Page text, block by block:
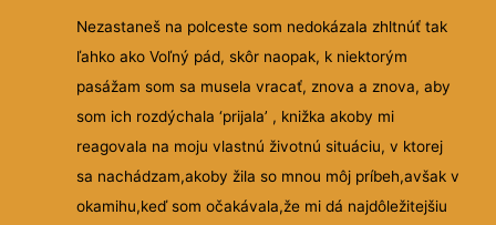
Nezastaneš na polceste som nedokázala zhltnúť tak
ľahko ako Voľný pád, skôr naopak, k niektorým
pasážam som sa musela vracať, znova a znova, aby
som ich rozdýchala ‘prijala’ , knižkaakoby mi
reagovala na moju vlastnú životnú situáciu, v ktorej
sa nachádzam,akoby žila so mnou môj príbeh,avšak v
okamihu,keď som očakávala,že mi dá najdôležitejšiu